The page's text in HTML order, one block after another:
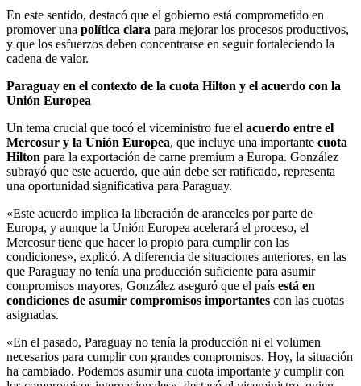
En este sentido, destacó que el gobierno está comprometido en
promover una política clara para mejorar los procesos productivos,
y que los esfuerzos deben concentrarse en seguir fortaleciendo la
cadena de valor.
Paraguay en el contexto de la cuota Hilton y el acuerdo con la
Unión Europea
Un tema crucial que tocó el viceministro fue el acuerdo entre el
Mercosur y la Unión Europea, que incluye una importante cuota
Hilton para la exportación de carne premium a Europa. González
subrayó que este acuerdo, que aún debe ser ratificado, representa
una oportunidad significativa para Paraguay.
«Este acuerdo implica la liberación de aranceles por parte de
Europa, y aunque la Unión Europea acelerará el proceso, el
Mercosur tiene que hacer lo propio para cumplir con las
condiciones», explicó. A diferencia de situaciones anteriores, en las
que Paraguay no tenía una producción suficiente para asumir
compromisos mayores, González aseguró que el país está en
condiciones de asumir compromisos importantes con las cuotas
asignadas.
«En el pasado, Paraguay no tenía la producción ni el volumen
necesarios para cumplir con grandes compromisos. Hoy, la situación
ha cambiado. Podemos asumir una cuota importante y cumplir con